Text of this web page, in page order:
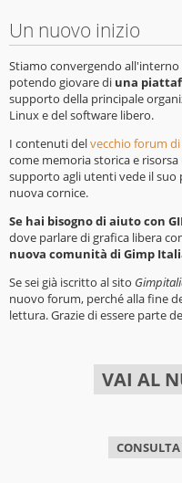
Un nuovo inizio
Stiamo convergendo all'interno
potendo giovare di una
supporto della principale
Linux e del software libero.
I contenuti delvecchio forum
come memoria storica e
supporto agli utenti vede il
nuova cornice.
Se hai bisogno di aiuto con
dove parlare di grafica libera
nuova comunità di Gimp
Se sei già iscritto al sito
nuovo forum, perché alla fine
lettura. Grazie di essere parte
VAI AL